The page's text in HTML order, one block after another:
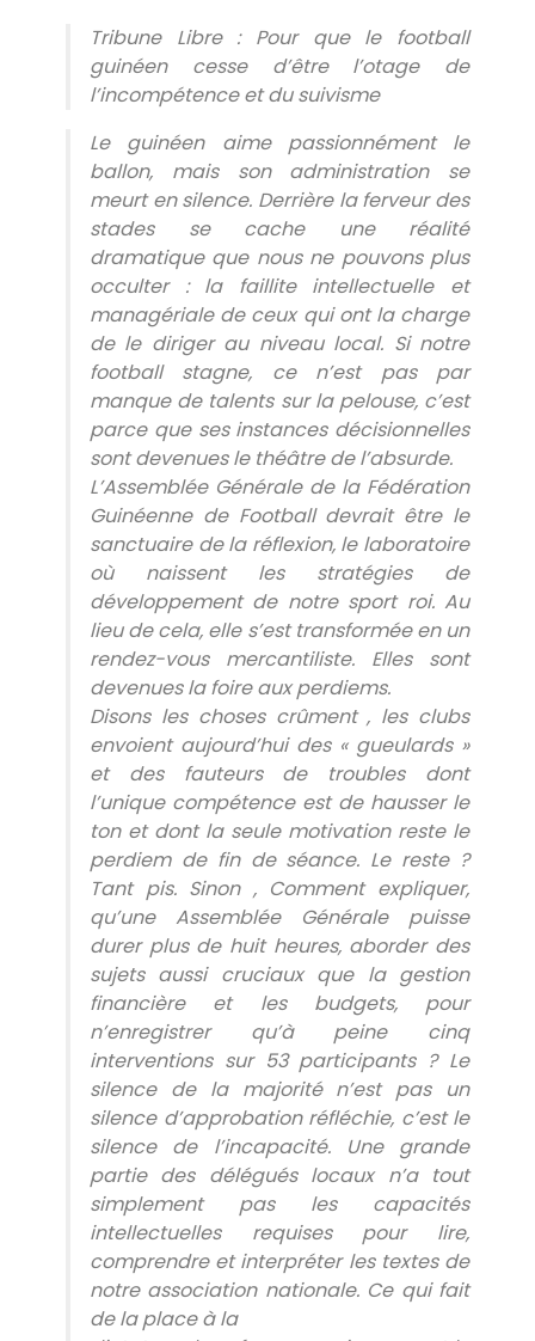
Tribune Libre : Pour que le football
guinéen cesse d’être l’otage de
l’incompétence et du suivisme
​Le guinéen aime passionnément le
ballon, mais son administration se
meurt en silence. Derrière la ferveur des
stades se cache une réalité
dramatique que nous ne pouvons plus
occulter : la faillite intellectuelle et
managériale de ceux qui ont la charge
de le diriger au niveau local. Si notre
football stagne, ce n’est pas par
manque de talents sur la pelouse, c’est
parce que ses instances décisionnelles
sont devenues le théâtre de l’absurde.
​L’Assemblée Générale de la Fédération
Guinéenne de Football devrait être le
sanctuaire de la réflexion, le laboratoire
où naissent les stratégies de
développement de notre sport roi. Au
lieu de cela, elle s’est transformée en un
rendez-vous mercantiliste. Elles sont
devenues la foire aux perdiems.
​Disons les choses crûment , les clubs
envoient aujourd’hui des « gueulards »
et des fauteurs de troubles dont
l’unique compétence est de hausser le
ton et dont la seule motivation reste le
perdiem de fin de séance. Le reste ?
Tant pis. Sinon , ​Comment expliquer,
qu’une Assemblée Générale puisse
durer plus de huit heures, aborder des
sujets aussi cruciaux que la gestion
financière et les budgets, pour
n’enregistrer qu’à peine cinq
interventions sur 53 participants ? Le
silence de la majorité n’est pas un
silence d’approbation réfléchie, c’est le
silence de l’incapacité. Une grande
partie des délégués locaux n’a tout
simplement pas les capacités
intellectuelles requises pour lire,
comprendre et interpréter les textes de
notre association nationale. Ce qui fait
de la place à la